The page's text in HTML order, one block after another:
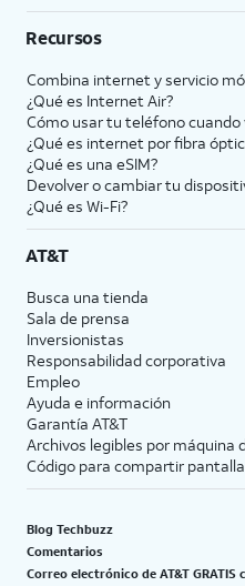
Recursos
Combina internet y servicio
¿Qué es Internet Air?
Cómo usar tu teléfono
¿Qué es internet por fibra
¿Qué es una eSIM?
Devolver o cambiar tu
¿Qué es Wi-Fi?
AT&T
Busca una tienda
Sala de prensa
Inversionistas
Responsabilidad corporativa
Empleo
Ayuda e información
Garantía AT&T
Archivos legibles por máquina
Código para compartir pantalla
Blog Techbuzz
Comentarios
Correo electrónico de AT&T GRATIS